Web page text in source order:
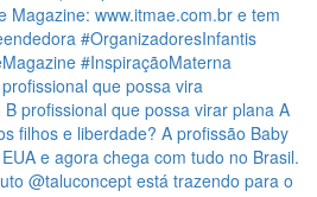
que possa vira